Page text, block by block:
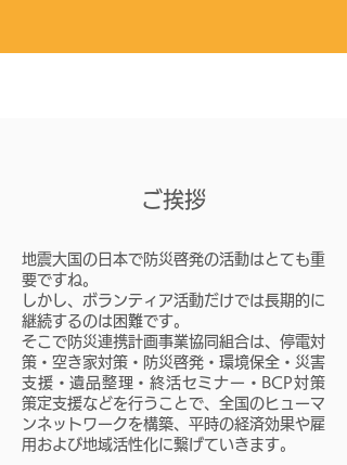
ご挨拶
地震大国の日本で防災啓発の活動はとても重
要ですね。
しかし、ボランティア活動だけでは長期的に
継続するのは困難です。
そこで防災連携計画事業協同組合は、停電対
策・空き家対策・防災啓発・環境保全・災害
支援・遺品整理・終活セミナー・BCP対策
策定支援などを行うことで、全国のヒューマ
ンネットワークを構築、平時の経済効果や雇
用および地域活性化に繋げていきます。